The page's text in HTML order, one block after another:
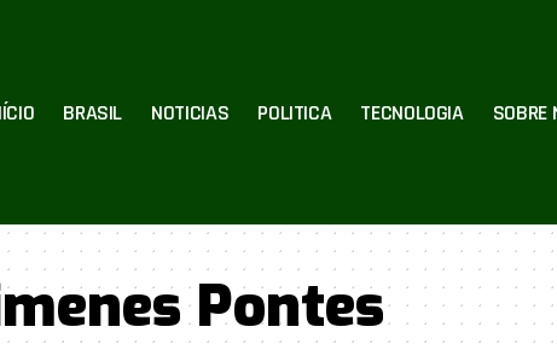
BRASIL NOTICIAS POLITICA TECNOLOGIA SOBRE
Pontes